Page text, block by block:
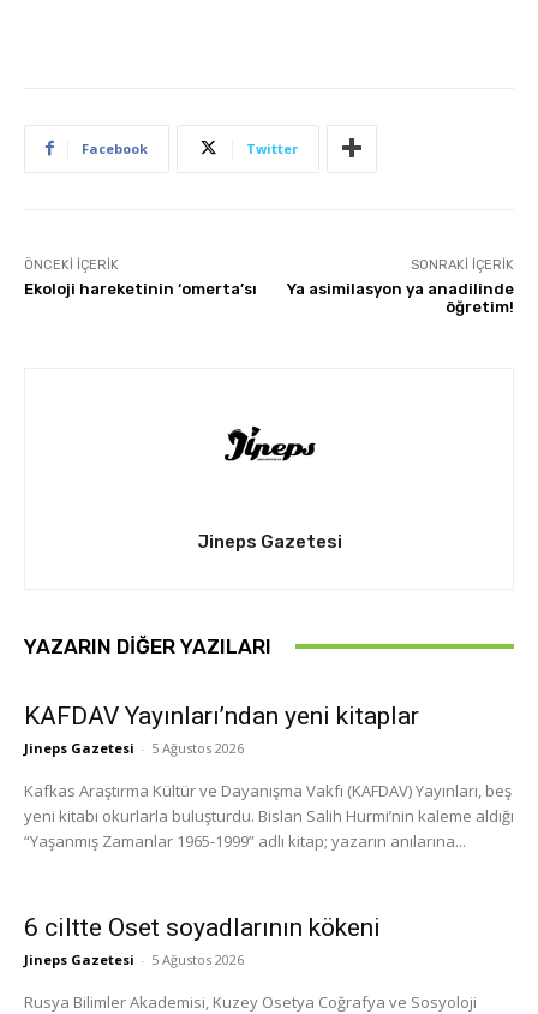
Facebook Twitter
ÖNCEKI İÇERIK
Ekoloji hareketinin ‘omerta’sı
SONRAKI İÇERIK
Ya asimilasyon ya anadilinde
öğretim!
Jineps Gazetesi
YAZARIN DIĞER YAZILARI
KAFDAV Yayınları’ndan yeni kitaplar
Jineps Gazetesi - 5 Ağustos 2026
Kafkas Araştırma Kültür ve Dayanışma Vakfı (KAFDAV) Yayınları, beş
yeni kitabı okurlarla buluşturdu. Bislan Salih Hurmi’nin kaleme aldığı
“Yaşanmış Zamanlar 1965-1999” adlı kitap; yazarın anılarına...
6 ciltte Oset soyadlarının kökeni
Jineps Gazetesi - 5 Ağustos 2026
Rusya Bilimler Akademisi, Kuzey Osetya Coğrafya ve Sosyoloji